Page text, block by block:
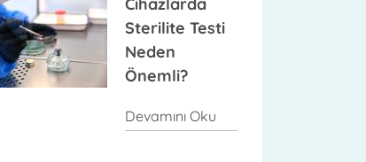
Sterilite Testi
Neden
Önemli?
Devamını Oku